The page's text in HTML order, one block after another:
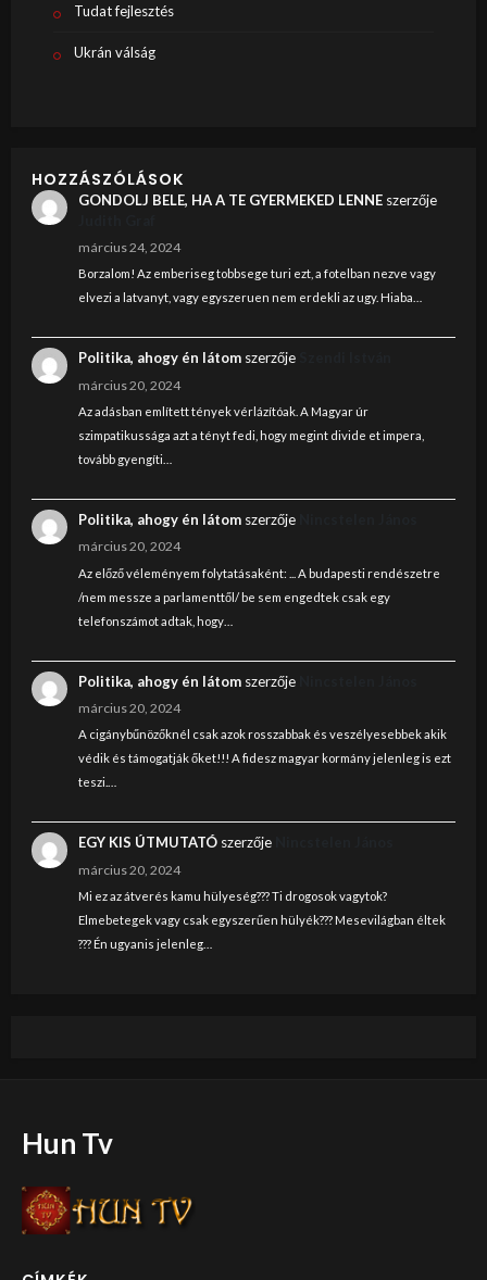
Tudat fejlesztés
Ukrán válság
HOZZÁSZÓLÁSOK
GONDOLJ BELE, HA A TE GYERMEKED LENNEszerzője
március 24, 2024
Borzalom! Az emberiseg tobbsege turi ezt, a fotelban nezve vagy
elvezi a latvanyt, vagy egyszeruen nem erdekli az ugy. Hiaba…
Politika, ahogy én látomszerzője
március 20, 2024
Az adásban említett tények vérlázítóak. A Magyar úr
szimpatikussága azt a tényt fedi, hogy megint divide et impera,
tovább gyengíti…
Politika, ahogy én látomszerzője
március 20, 2024
Az előző véleményem folytatásaként: ... A budapesti rendészetre
/nem messze a parlamenttől/ be sem engedtek csak egy
telefonszámot adtak, hogy…
Politika, ahogy én látomszerzője
március 20, 2024
A cigánybűnözőknél csak azok rosszabbak és veszélyesebbek akik
védik és támogatják őket!!! A fidesz magyar kormány jelenleg is ezt
teszi.…
EGY KIS ÚTMUTATÓszerzője
március 20, 2024
Mi ez az átverés kamu hülyeség??? Ti drogosok vagytok?
Elmebetegek vagy csak egyszerűen hülyék??? Mesevilágban éltek
??? Én ugyanis jelenleg…
Hun Tv